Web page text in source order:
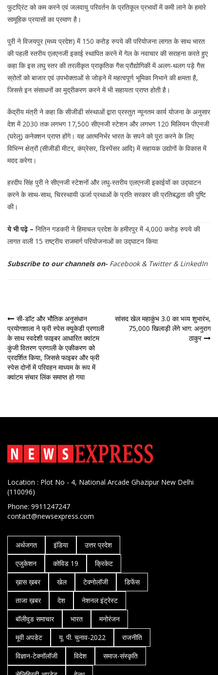
फुटप्रिंट को कम करने एवं जलवायु परिवर्तन के प्रतिकूल प्रभावों में कमी लाने के हमारे
सामूहिक प्रयासों का प्रमाण है।
पुरी ने विजयपुर (मध्य प्रदेश) में 150 करोड़ रुपये की परियोजना लागत के साथ भारत
की पहली स्तरीय एलएनजी इकाई स्थापित करने में गेल के नवाचार की सराहना करते हुए
कहा कि इस लघु स्तर की तरलीकृत प्राकृतिक गैस प्रौद्योगिकी में अलग-थलग पड़े गैस
स्रोतों को बाजार एवं उपभोक्ताओं से जोड़ने में महत्वपूर्ण भूमिका निभाने की क्षमता है,
जिससे इन संसाधनों का मुद्रीकरण करने में भी सहायता प्राप्त होती है।
केंद्रीय मंत्री ने कहा कि सीजीडी संस्थाओं द्वारा प्रस्तुत न्यूनतम कार्य योजना के अनुसार
देश में 2030 तक लगभग 17,500 सीएनजी स्टेशन और लगभग 120 मिलियन पीएनजी
(घरेलू) कनेक्शन प्राप्त होंगे। यह आत्मनिर्भर भारत के सपने को पूरा करने के लिए
विभिन्न क्षेत्रों (सीजीडी मीटर, कंप्रेसर, डिस्पेंसर आदि) में सहायक उद्योगों के विकास में
मदद करेगा।
हरदीप सिंह पुरी ने सीएनजी स्टेशनों और लघु-स्तरीय एलएनजी इकाईयों का उद्घाटन
करने के साथ-साथ, चिरस्थायी ऊर्जा प्रथाओं के प्रति सरकार की प्रतिबद्धता की पुष्टि
की।
ये भी पढ़े – नितिन गडकरी ने हिमाचल प्रदेश के हमीरपुर में 4,000 करोड़ रुपये की
लागत वाली 15 राष्ट्रीय राजमार्ग परियोजनाओं का उद्घाटन किया
Subscribe to our channels on- Facebook& Twitter& LinkedIn
पोस्ट
नेविगेशन
सी-डॉट और भौतिक अनुसंधान
प्रयोगशाला ने फ्री स्पेस क्यूकेडी प्रणाली
के साथ स्वदेशी फाइबर आधारित क्वांटम
कुंजी वितरण प्रणाली के एकीकरण को
प्रदर्शित किया, जिससे फाइबर और फ्री
स्पेस दोनों में परिवहन माध्यम के रूप में
क्वांटम संचार लिंक समाप्त हो गया
सांसद खेल महाकुंभ 3.0 का भव्य शुभारंभ,
75,000 खिलाड़ी लेंगे भाग: अनुराग
ठाकुर
Location : Plot No - 4, National Arcade Ghazipur New Delhi
(110096)
Phone: 9911247247
contact@newsexpress.com
अर्थजगत इंडिया
उत्तर प्रदेश
एजुकेशन
कोविड 19
क्रिकेट
ख़ास ख़बर
खेल टेक्नोलॉजी
डिफेंस
ताजा ख़बर
देश
नेशनल इंट्रेस्ट
बॉलीवुड समाचार
भारत
मनोरंजन
मूवी अपडेट
यू. पी. चुनाव-2022
राजनीति
विज्ञान-टेक्नॉलॉजी
विदेश
समाज-संस्कृति